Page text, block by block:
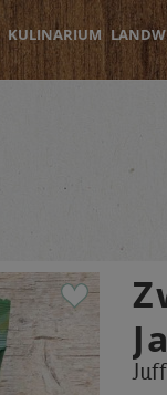
KULINARIUM